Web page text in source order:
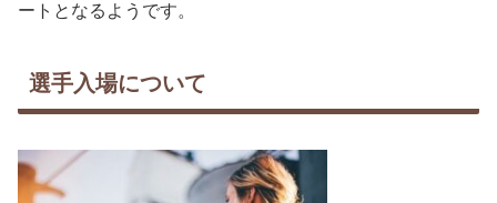
ートとなるようです。
選手入場について